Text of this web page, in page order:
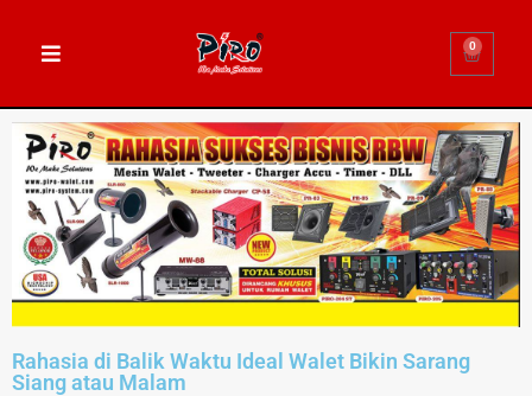
0
Rahasia di Balik Waktu Ideal Walet Bikin Sarang
Siang atau Malam